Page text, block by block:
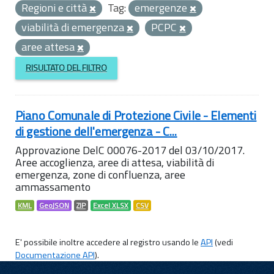
Regioni e città
Tag: emergenze
viabilità di emergenza
PCPC
aree attesa
RISULTATO DEL FILTRO
Piano Comunale di Protezione Civile - Elementi
di gestione dell'emergenza - C...
Approvazione DelC 00076-2017 del 03/10/2017.
Aree accoglienza, aree di attesa, viabilità di
emergenza, zone di confluenza, aree
ammassamento
KML GeoJSON ZIP Excel XLSX CSV
E' possibile inoltre accedere al registro usando leAPI(vedi
Documentazione API).